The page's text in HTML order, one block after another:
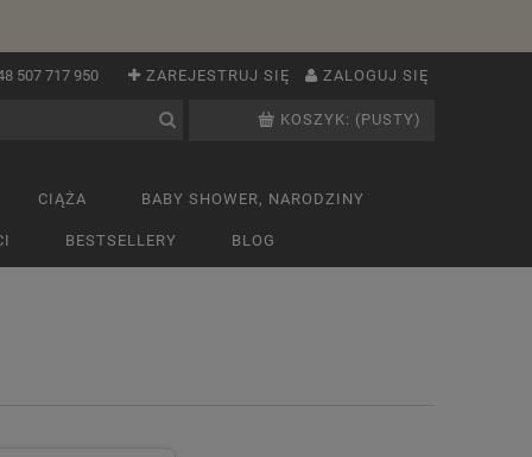
ZAREJESTRUJ SIĘ ZALOGUJ SIĘ
507 717 950
KOSZYK: (PUSTY)
CIĄŻA BABY SHOWER, NARODZINY
BESTSELLERY BLOG